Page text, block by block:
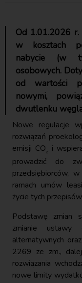
Od 1.01.2026 r.
w kosztach
nabycie (w
osobowych.
od wartości
nowymi,
dwutlenku
Nowe regulacje
rozwiązań
emisji CO₂ i
prowadzić do
przedsiębiorców,
ramach umów
życie tych przepisów.
Podstawę zmian
zmianie ustawy
alternatywnych
2269 ze zm.,
rozwiązania
nowe limity